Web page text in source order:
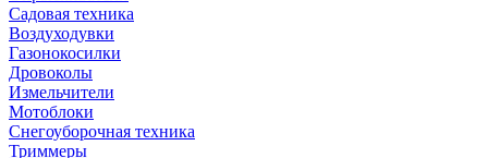
Садовая техника
Воздуходувки
Газонокосилки
Дровоколы
Измельчители
Мотоблоки
Снегоуборочная техника
Триммеры